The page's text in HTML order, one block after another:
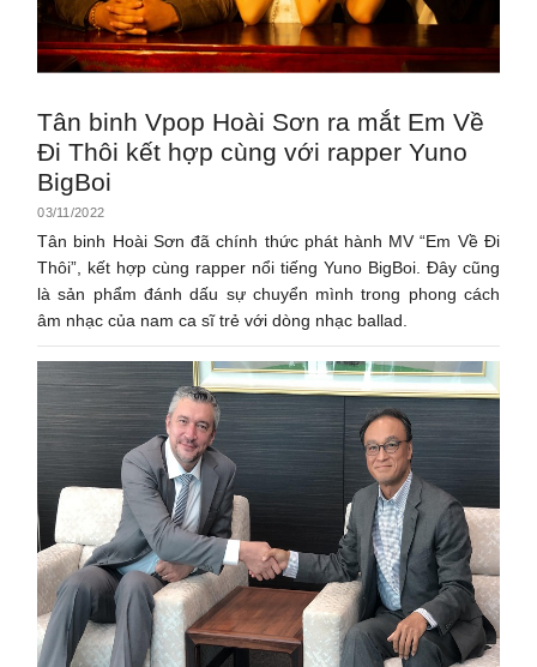
Tân binh Vpop Hoài Sơn ra mắt Em Về
Đi Thôi kết hợp cùng với rapper Yuno
BigBoi
03/11/2022
Tân binh Hoài Sơn đã chính thức phát hành MV “Em Về Đi
Thôi”, kết hợp cùng rapper nổi tiếng Yuno BigBoi. Đây cũng
là sản phẩm đánh dấu sự chuyển mình trong phong cách
âm nhạc của nam ca sĩ trẻ với dòng nhạc ballad.